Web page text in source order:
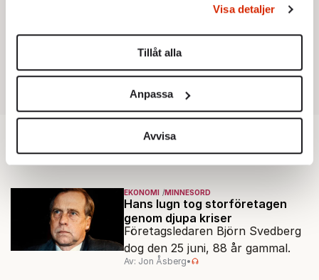
Du kan ändra eller dra tillbaka ditt samtycke när som
helst från cookie-förklaringen.
Vi använder enhetsidentifierare för att anpassa innehållet
för sociala medier och analysera vår trafik. Vi
vidarebefordrar även sådana identifierare och annan
information från din enhet till de sociala medier och
annons- och analysföretag som vi samarbetar med.
Dessa kan i sin tur kombinera informationen med annan
information som du har tillhandahållit eller som de har
samlat in när du har använt deras tjänster.
Om du vill läsa mer om hur vi hanterar personuppgifter
kan du göra dethär
Visa detaljer
Tillåt alla
Anpassa
Avvisa
Ekonomi
EKONOMI MINNESORD
Hans lugn tog storföretagen
genom djupa kriser
Företagsledaren Björn Svedberg
dog den 25 juni, 88 år gammal.
Av: Jon Åsberg•